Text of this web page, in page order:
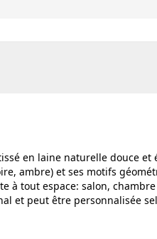
en laine naturelle douce
ambre) et ses motifs
à tout espace: salon,
et peut être personnalisée